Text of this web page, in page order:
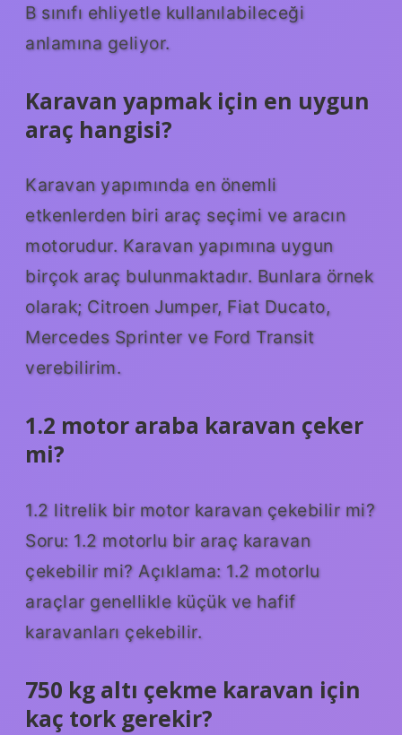
B sınıfı ehliyetle kullanılabileceği
anlamına geliyor.
Karavan yapmak için en uygun
araç hangisi?
Karavan yapımında en önemli
etkenlerden biri araç seçimi ve aracın
motorudur. Karavan yapımına uygun
birçok araç bulunmaktadır. Bunlara örnek
olarak; Citroen Jumper, Fiat Ducato,
Mercedes Sprinter ve Ford Transit
verebilirim.
1.2 motor araba karavan çeker
mi?
1.2 litrelik bir motor karavan çekebilir mi?
Soru: 1.2 motorlu bir araç karavan
çekebilir mi? Açıklama: 1.2 motorlu
araçlar genellikle küçük ve hafif
karavanları çekebilir.
750 kg altı çekme karavan için
kaç tork gerekir?